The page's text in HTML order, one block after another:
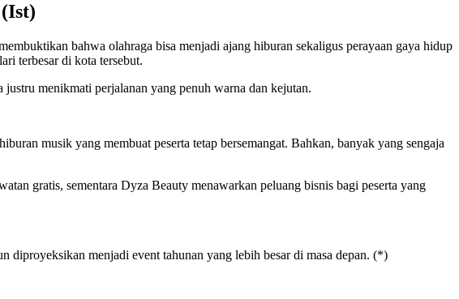
bahwa olahraga bisa menjadi ajang hiburan sekaligus perayaan gaya hidup
terbesar di kota tersebut.
menikmati perjalanan yang penuh warna dan kejutan.
musik yang membuat peserta tetap bersemangat. Bahkan, banyak yang sengaja
gratis, sementara Dyza Beauty menawarkan peluang bisnis bagi peserta yang
diproyeksikan menjadi event tahunan yang lebih besar di masa depan. (*)